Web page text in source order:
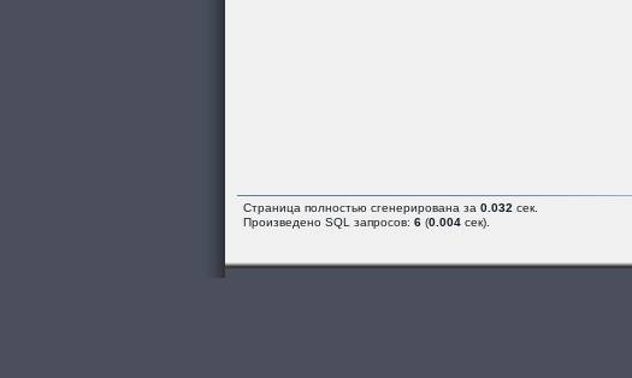
Страница полностью сгенерирована за 0.032 сек.
Произведено SQL запросов: 6 (0.004 сек).